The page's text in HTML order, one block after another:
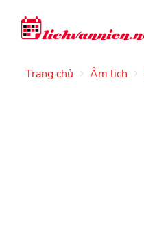
Trang chủ Âm lịch